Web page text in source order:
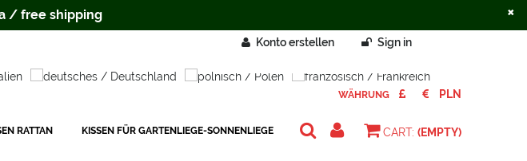
WÄHRUNG
CART: (EMPTY)
Konto erstellen Sign in
RATTAN KISSEN FÜR GARTENLIEGE-SONNENLIEGE
/ free shipping ×